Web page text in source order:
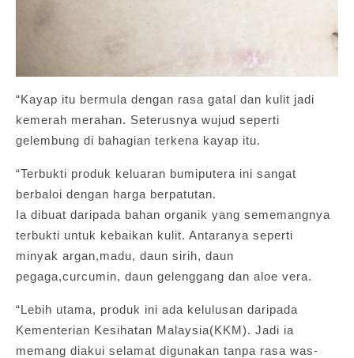
“Kayap itu bermula dengan rasa gatal dan kulit jadi
kemerah merahan. Seterusnya wujud seperti
gelembung di bahagian terkena kayap itu.
“Terbukti produk keluaran bumiputera ini sangat
berbaloi dengan harga berpatutan.
Ia dibuat daripada bahan organik yang sememangnya
terbukti untuk kebaikan kulit. Antaranya seperti
minyak argan,madu, daun sirih, daun
pegaga,curcumin, daun gelenggang dan aloe vera.
“Lebih utama, produk ini ada kelulusan daripada
Kementerian Kesihatan Malaysia(KKM). Jadi ia
memang diakui selamat digunakan tanpa rasa was-